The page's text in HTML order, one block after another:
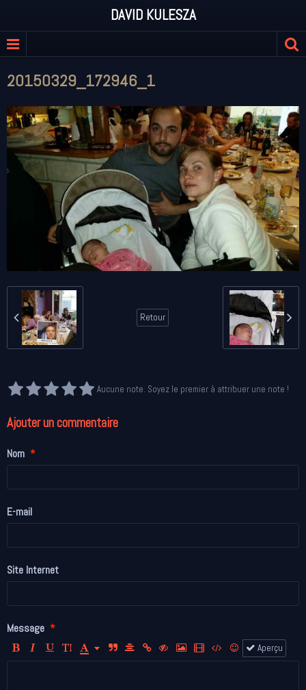
DAVID KULESZA
20150329_172946_1
Retour
Aucune note. Soyez le premier à attribuer une note !
Ajouter un commentaire
Nom
E-mail
Site Internet
Message
Aperçu